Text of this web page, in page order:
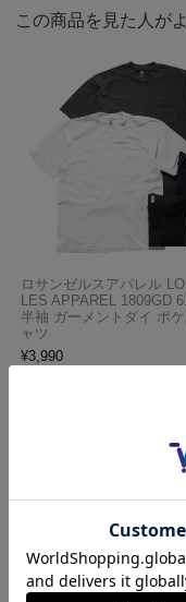
この商品を見た人が
ロサンゼルスアパレル
LES APPAREL 1809GD
半袖 ガーメントダイ ポ
ャツ
¥3,990